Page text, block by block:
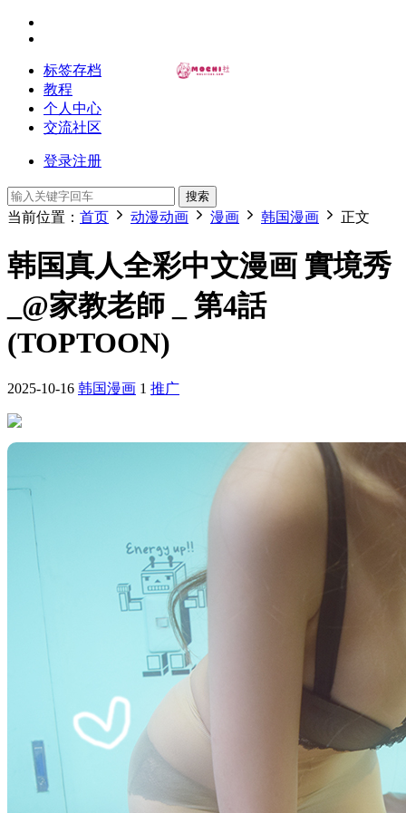
标签存档
教程
个人中心
交流社区
登录注册
搜索
当前位置： 首页 动漫动画 漫画 韩国漫画 正文
韩国真人全彩中文漫画 實境秀
_@家教老師 _ 第4話
(TOPTOON)
2025-10-16 韩国漫画 1 推广